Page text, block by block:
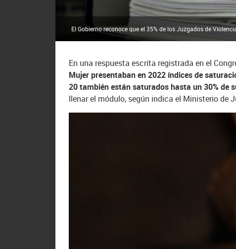
El Gobierno reconoce que el 35% de los Juzgados de
En una respuesta escrita registrada en el
Mujer presentaban en 2022 índices de
20 también están saturados hasta un 30% de
llenar el módulo, según indica el Ministerio de